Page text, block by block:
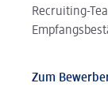
Recruiting-
Zum